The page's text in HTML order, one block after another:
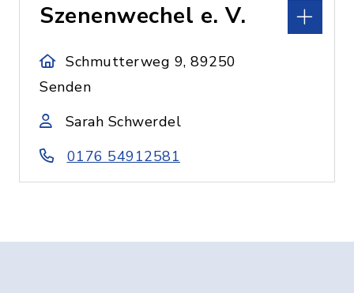
Szenenwechel e. V.
Schmutterweg 9, 89250
Senden
Sarah Schwerdel
0176 54912581